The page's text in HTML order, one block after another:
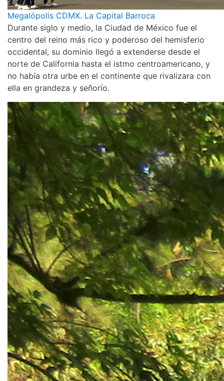
Megalópolis CDMX. La Capital Barroca
Durante siglo y medio, la Ciudad de México fue el
centro del reino más rico y poderoso del hemisferio
occidental, su dominio llegó a extenderse desde el
norte de California hasta el istmo centroamericano, y
no había otra urbe en el continente que rivalizara con
ella en grandeza y señorío.